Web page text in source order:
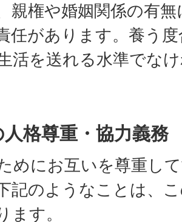
親権や婚姻関係の有
任があります。養う
活を送れる水準でな
格尊重・協力義務
めにお互いを尊重し
記のようなことは、
ます。